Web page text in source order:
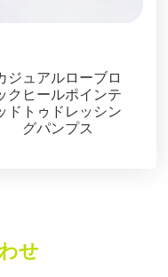
ジュアルローブロ
クヒールポインテ
ドトゥドレッシン
グパンプス
せ